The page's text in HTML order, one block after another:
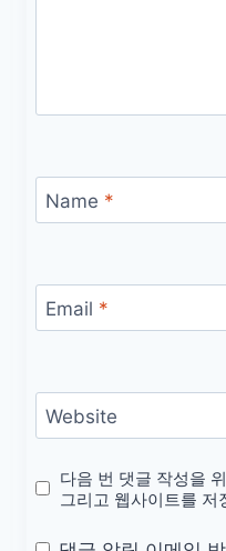
Name *
Email *
Website
다음 번 댓글 작성을
그리고 웹사이트를 저